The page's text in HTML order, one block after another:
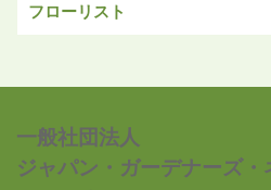
フローリスト
一般社団法人
ジャパン・ガーデナーズ・